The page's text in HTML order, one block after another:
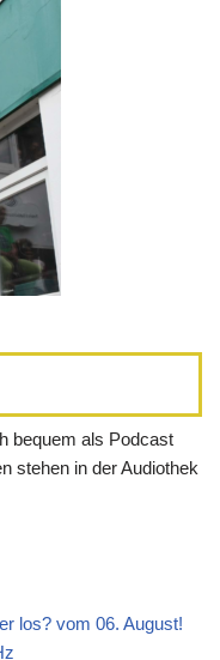
bequem als Podcast
stehen in der Audiothek
los? vom 06. August!